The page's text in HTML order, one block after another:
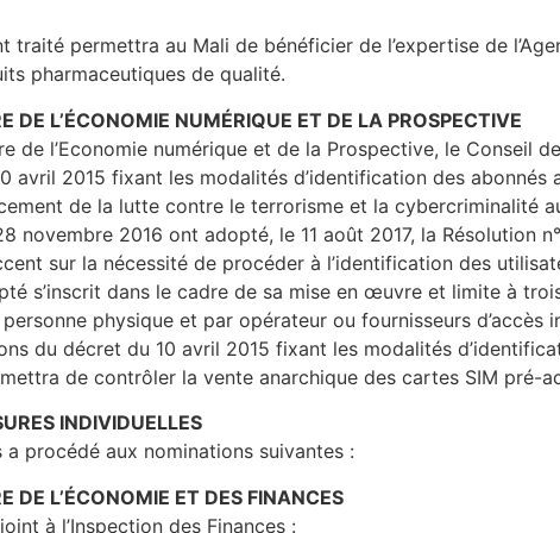
permettra au Mali de bénéficier de l’expertise de
pharmaceutiques de qualité.
DE L’ÉCONOMIE NUMÉRIQUE ET DE LA PROSPECTIVE
de l’Economie numérique et de la Prospective, le Conseil
avril 2015 fixant les modalités d’identification des
de la lutte contre le terrorisme et la cybercriminalité
novembre 2016 ont adopté, le 11 août 2017, la Résolution
sur la nécessité de procéder à l’identification des
s’inscrit dans le cadre de sa mise en œuvre et limite à
physique et par opérateur ou fournisseurs d’accès
du décret du 10 avril 2015 fixant les modalités
de contrôler la vente anarchique des cartes SIM pré-
INDIVIDUELLES
a procédé aux nominations suivantes :
DE L’ÉCONOMIE ET DES FINANCES
à l’Inspection des Finances :